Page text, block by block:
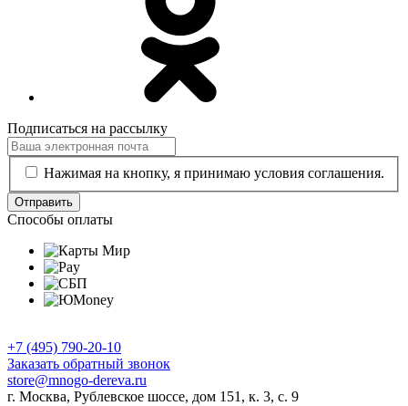
Подписаться на рассылку
Нажимая на кнопку, я принимаю условия соглашения.
Отправить
Способы оплаты
+7 (495) 790-20-10
Заказать обратный звонок
store@mnogo-dereva.ru
г. Москва, Рублевское шоссе, дом 151, к. 3, с. 9